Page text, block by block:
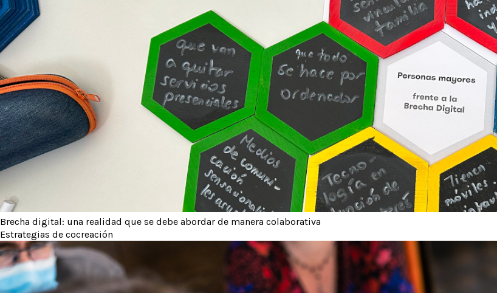
Brecha digital: una realidad que se debe abordar de manera colaborativa
Estrategias de cocreación